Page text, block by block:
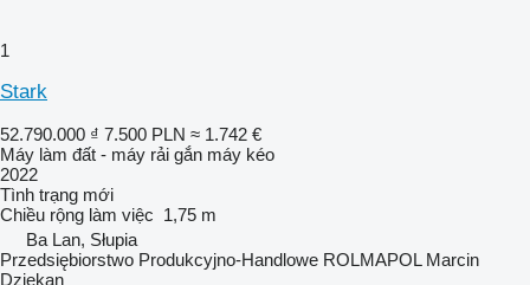
1
Stark
52.790.000 ₫ 7.500 PLN ≈ 1.742 €
Máy làm đất - máy rải gắn máy kéo
2022
Tình trạng mới
Chiều rộng làm việc 1,75 m
Ba Lan, Słupia
Przedsiębiorstwo Produkcyjno-Handlowe ROLMAPOL Marcin
Dziekan